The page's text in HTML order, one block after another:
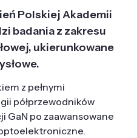
Polskiej Akademii
badania z zakresu
ukierunkowane
z pełnymi
półprzewodników
GaN po zaawansowane